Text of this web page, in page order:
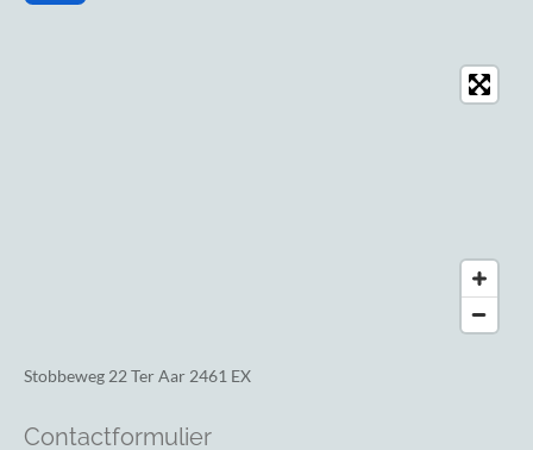
Stobbeweg 22 Ter Aar 2461 EX
Contactformulier